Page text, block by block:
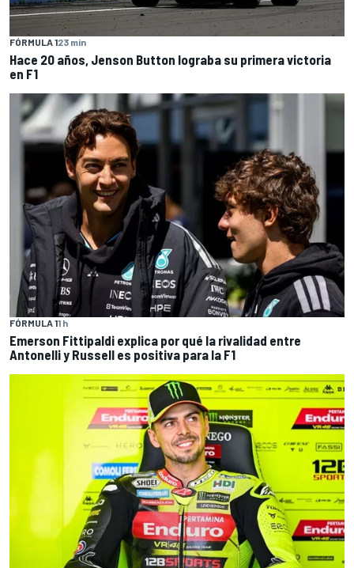
FÓRMULA 123 min
Hace 20 años, Jenson Button lograba su primera victoria
en F1
FÓRMULA 11 h
Emerson Fittipaldi explica por qué la rivalidad entre
Antonelli y Russell es positiva para la F1